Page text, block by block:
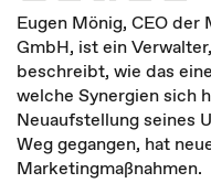
Eugen Mönig, CEO
GmbH, ist ein
beschreibt, wie das
welche Synergien sich
Neuaufstellung seines
Weg gegangen, hat
Marketingmaßnahmen.